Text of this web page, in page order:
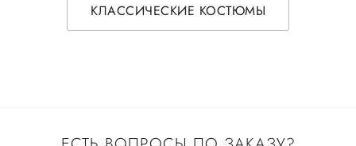
КЛАССИЧЕСКИЕ КОСТЮМЫ